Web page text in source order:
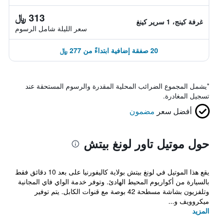
غرفة كينج، 1 سرير كينغ 313 ﷼
سعر الليلة شامل الرسوم
20 صفقة إضافية ابتداءً من 277 ﷼
*يشمل المجموع الضرائب المحلية المقدرة والرسوم المستحقة عند
تسجيل المغادرة.
أفضل سعر مضمون
حول موتيل تاور لونغ بيتش
يقع هذا الموتيل في لونغ بيتش بولاية كاليفورنيا على بعد 10 دقائق فقط
بالسيارة من أكواريوم المحيط الهادئ. وتوفر خدمة الواي فاي المجانية
وتلفزيون بشاشة مسطحة 42 بوصة مع قنوات الكابل. يتم توفير
ميكروويف و...
المزيد